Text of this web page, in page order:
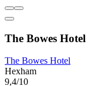
The Bowes Hotel
The Bowes Hotel
Hexham
9,4/10